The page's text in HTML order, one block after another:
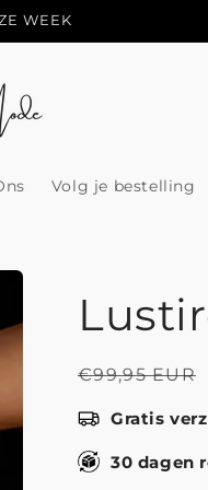
WEEK
Volg je bestelling
Normale
€99,95 EUR
Gratis
30 dagen